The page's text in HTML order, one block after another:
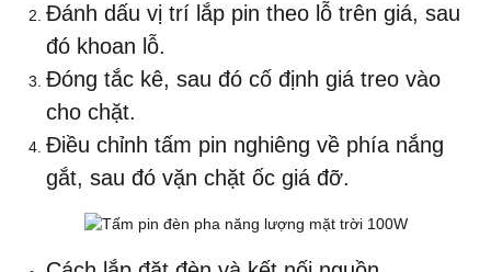
Đánh dấu vị trí lắp pin theo lỗ trên giá, sau
đó khoan lỗ.
Đóng tắc kê, sau đó cố định giá treo vào
cho chặt.
Điều chỉnh tấm pin nghiêng về phía nắng
gắt, sau đó vặn chặt ốc giá đỡ.